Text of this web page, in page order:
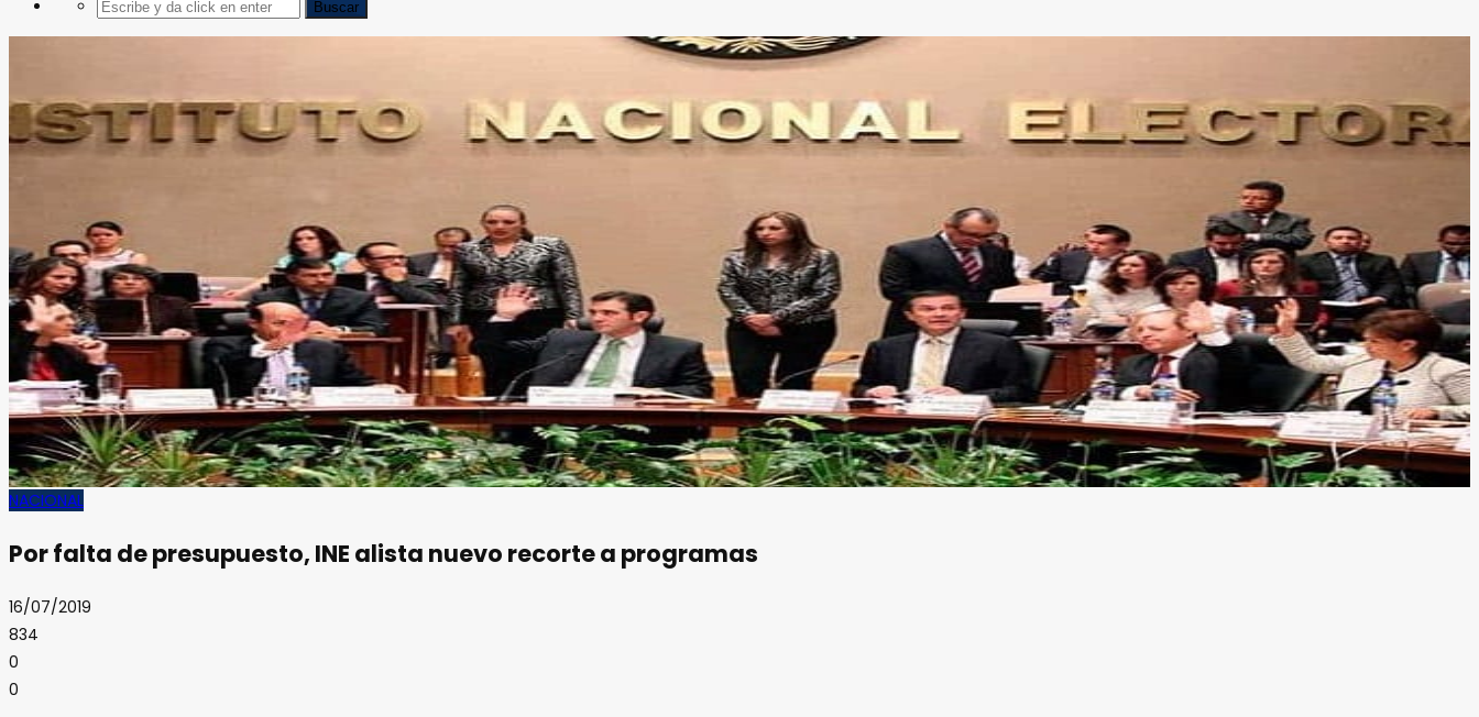
NACIONAL
Por falta de presupuesto, INE alista nuevo recorte a programas
16/07/2019
834
0
0